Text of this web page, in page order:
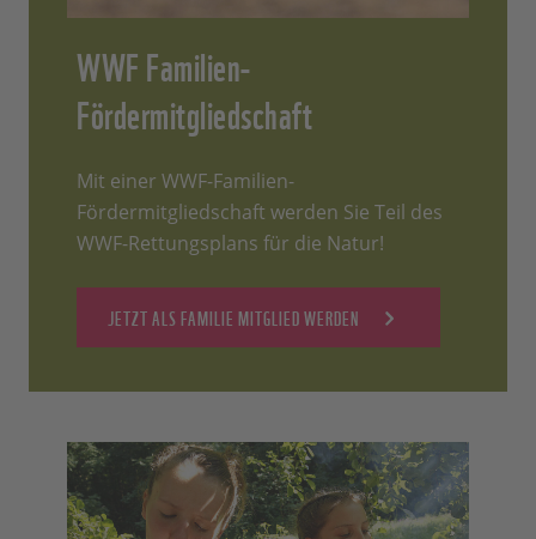
WWF Familien-
Fördermitgliedschaft
Mit einer WWF-Familien-
Fördermitgliedschaft werden Sie Teil des
WWF-Rettungsplans für die Natur!
JETZT ALS FAMILIE MITGLIED WERDEN